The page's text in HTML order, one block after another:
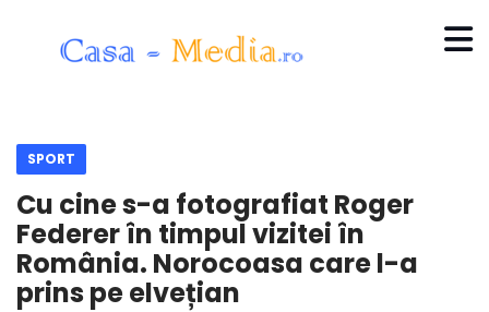
SPORT
Cu cine s-a fotografiat Roger
Federer în timpul vizitei în
România. Norocoasa care l-a
prins pe elvețian